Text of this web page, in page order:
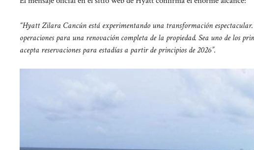
“Hyatt Zilara Cancún está experimentando una transformación
operaciones para una renovación completa de la propiedad. Sea uno de los
acepta reservaciones para estadías a partir de principios de 2026”.